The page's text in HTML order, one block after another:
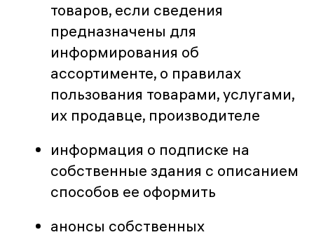
товаров, если сведения
предназначены для
информирования об
ассортименте, о правилах
пользования товарами, услугами,
их продавце, производителе
информация о подписке на
собственные здания с описанием
способов ее оформить
анонсы собственных